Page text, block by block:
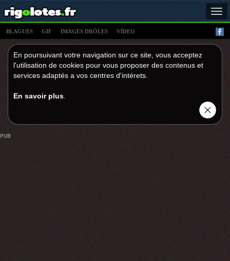
BLAGUES GIF IMAGES DRÔLES VÍDEO
En poursuivant votre navigation sur ce site, vous acceptez
l'utilisation de cookies pour vous proposer des contenus et
services adaptés a vos centres d'intérets.
En savoir plus
PUB